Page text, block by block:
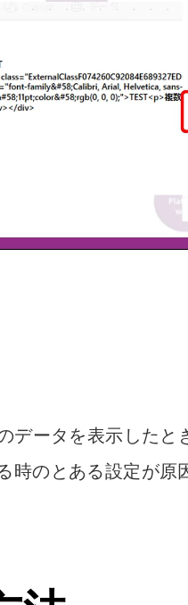
データを表示したと
のとある設定が原